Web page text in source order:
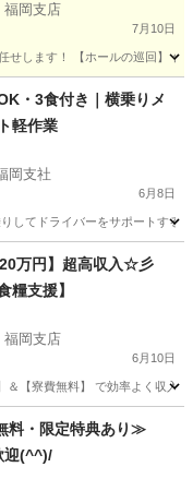
岡支店
7月10日
せします！ 【ホールの巡回】
北九州市 小倉駅
・3食付き｜横乗りメ
軽作業
岡支社
6月8日
してドライバーをサポートす
万円】超高収入☆彡
糧支援】
岡支店
6月10日
＆【寮費無料】 で効率よく収
いなべ市 多度駅
料・限定特典あり≫
迎(^^)/